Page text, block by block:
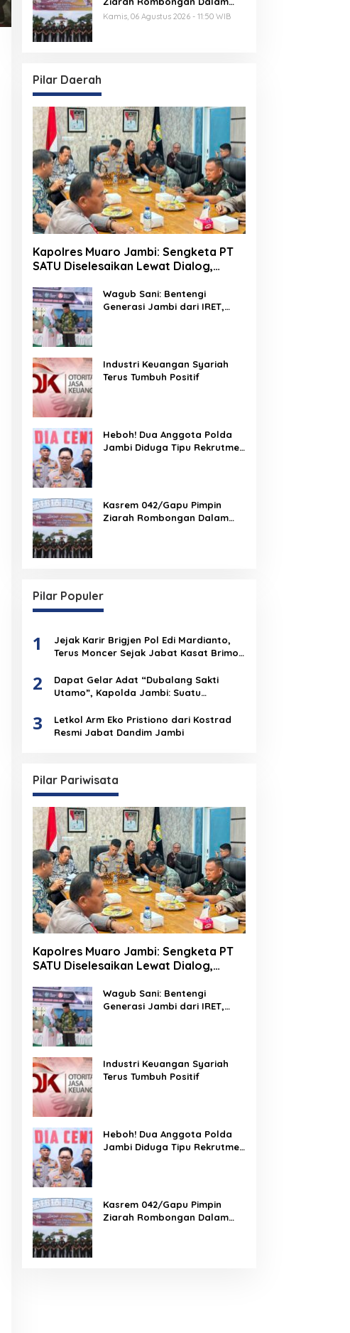
Rangka Hut Ke-1 Kodam
Kamis, 06 Agustus 2026 - 11:50 WIB
Pilar Daerah
Kapolres Muaro Jambi: Sengketa PT
SATU Diselesaikan Lewat Dialog,
Wagub Sani: Bentengi
Generasi Jambi dari IRET,
Industri Keuangan Syariah
Terus Tumbuh Positif
Heboh! Dua Anggota Polda
Jambi Diduga Tipu Rekrutmen
Kasrem 042/Gapu Pimpin
Ziarah Rombongan Dalam
Pilar Populer
1
Jejak Karir Brigjen Pol Edi Mardianto,
Terus Moncer Sejak Jabat Kasat Brimob
2
Dapat Gelar Adat “Dubalang Sakti
Utamo”, Kapolda Jambi: Suatu
Institusi Polri
3
Letkol Arm Eko Pristiono dari Kostrad
Resmi Jabat Dandim Jambi
Pilar Pariwisata
Kapolres Muaro Jambi: Sengketa PT
SATU Diselesaikan Lewat Dialog,
Wagub Sani: Bentengi
Generasi Jambi dari IRET,
Industri Keuangan Syariah
Terus Tumbuh Positif
Heboh! Dua Anggota Polda
Jambi Diduga Tipu Rekrutmen
Kasrem 042/Gapu Pimpin
Ziarah Rombongan Dalam